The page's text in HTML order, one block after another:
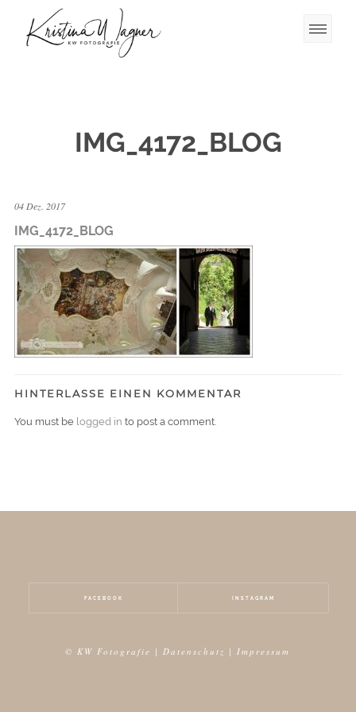
IMG_4172_BLOG
04 Dez. 2017
IMG_4172_BLOG
HINTERLASSE EINEN KOMMENTAR
You must be logged in to post a comment.
FACEBOOK INSTAGRAM
© KW Fotografie |Datenschutz |Impressum